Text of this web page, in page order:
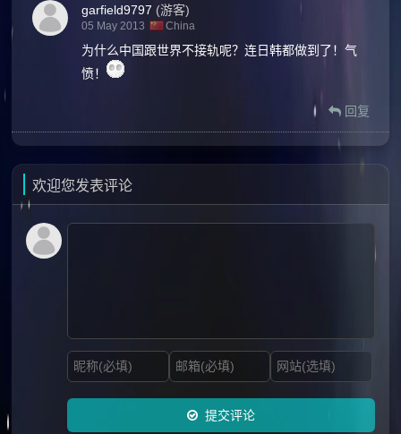
garfield9797 (游客)
05 May 2013 China
为什么中国跟世界不接轨呢？连日韩都做到了！气
愤！
回复
欢迎您发表评论
提交评论